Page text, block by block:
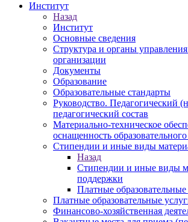
Институт
Назад
Институт
Основные сведения
Структура и органы управления
организации
Документы
Образование
Образовательные стандарты
Руководство. Педагогический
педагогический состав
Материально-техническое
оснащенность
Стипендии и иные виды
Назад
Стипендии и иные виды
поддержки
Платные образовательные
Платные образовательные
Финансово-хозяйственная